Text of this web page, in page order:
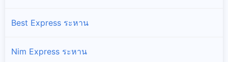
Best Express ระหาน
Nim Express ระหาน